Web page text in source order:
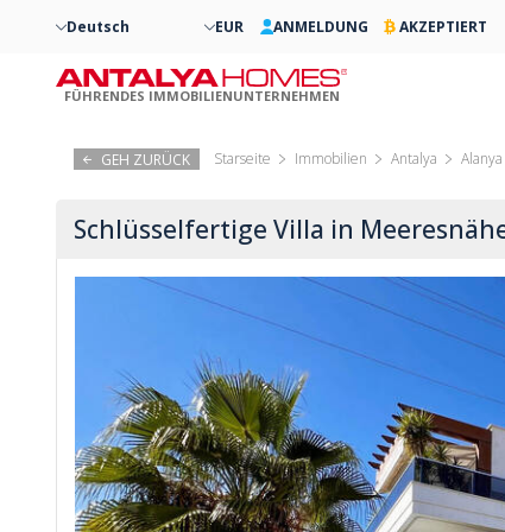
GEH ZURÜCK Starseite Immobilien Antalya Alanya
Schlüsselfertige Villa in
Deutsch EUR ANMELDUNG AKZEPTIERT
FÜHRENDES IMMOBILIENUNTERNEHMEN